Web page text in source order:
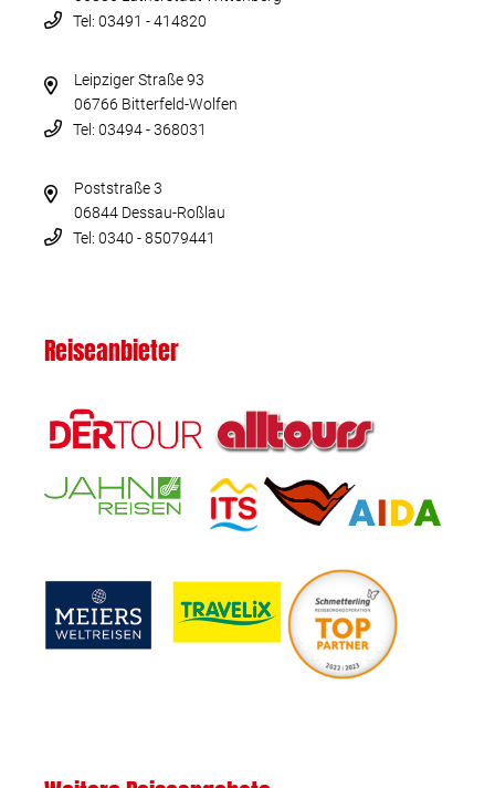
Tel: 03491 - 414820
Leipziger Straße 93
06766 Bitterfeld-Wolfen
Tel: 03494 - 368031
Poststraße 3
06844 Dessau-Roßlau
Tel: 0340 - 85079441
Reiseanbieter